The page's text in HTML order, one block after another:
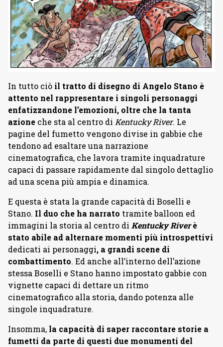
In tutto ciò il tratto di disegno di Angelo Stano è
attento nel rappresentare i singoli personaggi
enfatizzandone l’emozioni, oltre che la tanta
azione che sta al centro di Kentucky River. Le
pagine del fumetto vengono divise in gabbie che
tendono ad esaltare una narrazione
cinematografica, che lavora tramite inquadrature
capaci di passare rapidamente dal singolo dettaglio
ad una scena più ampia e dinamica.
E questa è stata la grande capacità di Boselli e
Stano. Il duo che ha narrato tramite balloon ed
immagini la storia al centro di Kentucky Riverè
stato abile ad alternare momenti più introspettivi
dedicati ai personaggi, a grandi scene di
combattimento. Ed anche all’interno dell’azione
stessa Boselli e Stano hanno impostato gabbie con
vignette capaci di dettare un ritmo
cinematografico alla storia, dando potenza alle
singole inquadrature.
Insomma, la capacità di saper raccontare storie a
fumetti da parte di questi due monumenti del